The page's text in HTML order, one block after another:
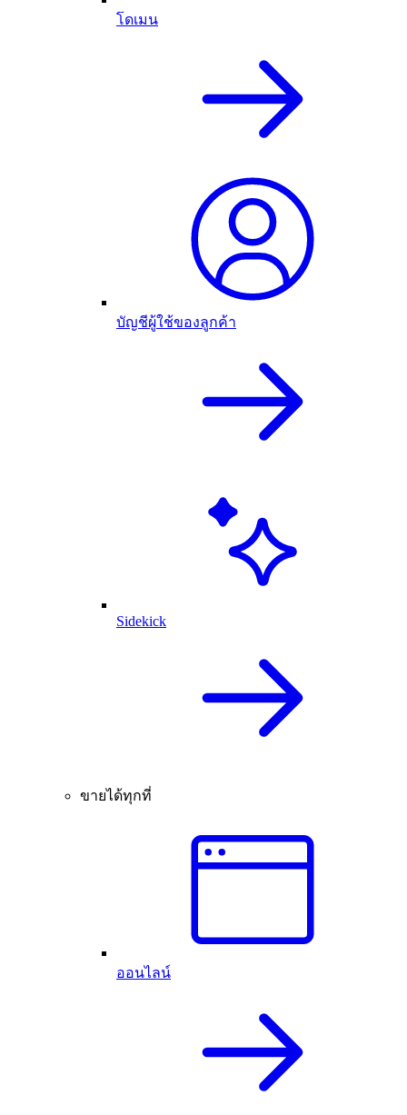
โดเมน
บัญชีผู้ใช้ของลูกค้า
Sidekick
ขายได้ทุกที่
ออนไลน์